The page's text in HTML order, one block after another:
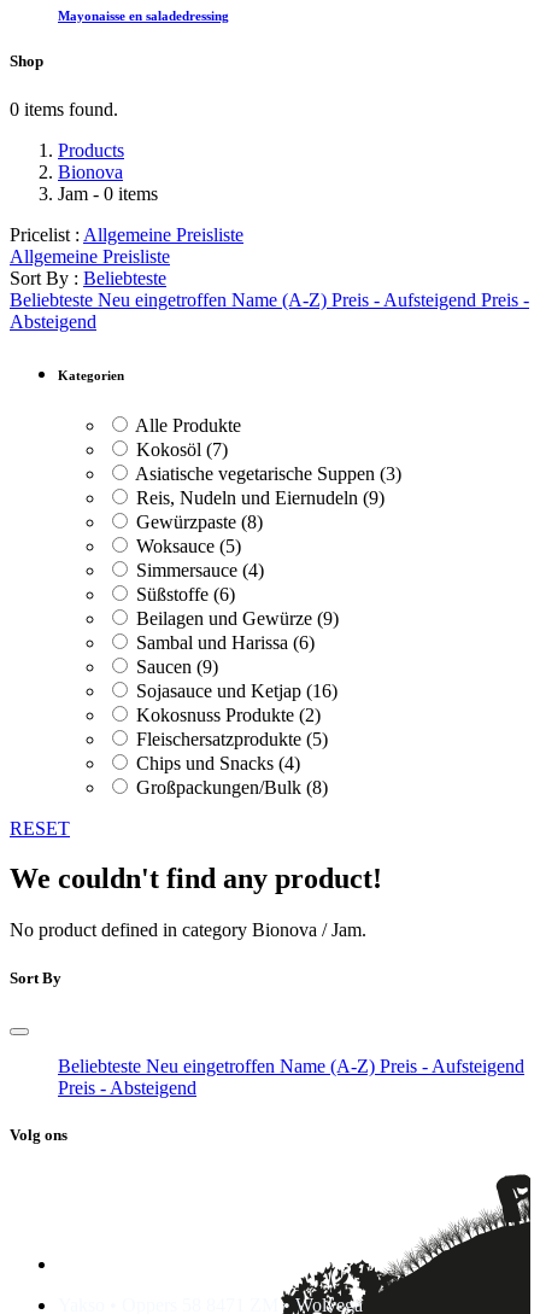
Mayonaisse en saladedressing
Shop
0 items found.
Products
Bionova
Jam - 0 items
Pricelist : Allgemeine Preisliste
Allgemeine Preisliste
Sort By : Beliebteste
Beliebteste Neu eingetroffen Name (A-Z) Preis - Aufsteigend Preis -
Absteigend
Kategorien
Alle Produkte
Kokosöl (7)
Asiatische vegetarische Suppen (3)
Reis, Nudeln und Eiernudeln (9)
Gewürzpaste (8)
Woksauce (5)
Simmersauce (4)
Süßstoffe (6)
Beilagen und Gewürze (9)
Sambal und Harissa (6)
Saucen (9)
Sojasauce und Ketjap (16)
Kokosnuss Produkte (2)
Fleischersatzprodukte (5)
Chips und Snacks (4)
Großpackungen/Bulk (8)
RESET
We couldn't find any product!
No product defined in category Bionova / Jam.
Sort By
Beliebteste Neu eingetroffen Name (A-Z) Preis - Aufsteigend
Preis - Absteigend
Volg ons
Yakso • Oppers 58 8471 ZM • Wolvega